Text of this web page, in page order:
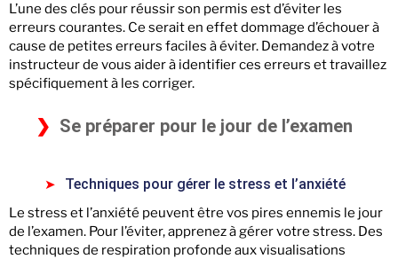
L’une des clés pour réussir son permis est d’éviter les
erreurs courantes. Ce serait en effet dommage d’échouer à
cause de petites erreurs faciles à éviter. Demandez à votre
instructeur de vous aider à identifier ces erreurs et travaillez
spécifiquement à les corriger.
Se préparer pour le jour de l’examen
Techniques pour gérer le stress et l’anxiété
Le stress et l’anxiété peuvent être vos pires ennemis le jour
de l’examen. Pour l’éviter, apprenez à gérer votre stress. Des
techniques de respiration profonde aux visualisations